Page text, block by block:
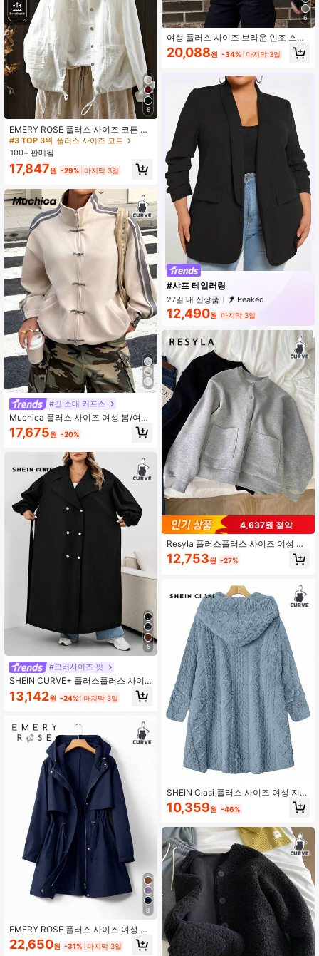
5
EMERY ROSE 플러스 사이즈 코튼 린
넨 편안한 긴 후드 드로스트링 패션 캐
주얼 휴가 긴팔 재킷 포켓 포함
#3 TOP 3위 플러스 사이즈 코트
100+ 판매됨
17,847원 -29% 마지막 3일
#긴 소매 커프스
Muchica 플러스 사이즈 여성 봄/여름
스탠드 칼라 컬러 블록 캐주얼 버서타
일 경량 재킷
17,675원 -20%
5
#오버사이즈 핏
SHEIN CURVE+ 플러스플러스 사이
즈 여성 블랙 롱 윈드브레이커, 블랙
롱 슬리브 미니멀리스트 캐주얼 일상
트 8XL 여성 코트 커브 트렌치 코트 플
러스플러스 사이즈 가을 코트, 여성용
가을 의류, 겨울용'
13,142원 -24% 마지막 3일
8
EMERY ROSE 플러스 사이즈 여성 허
리 졸라매는 후드 윈드브레이커 재킷,
캐주얼하고 우아한 루즈핏 고급 여름
22,650원 -31% 마지막 3일
6
여성 플러스 사이즈 브라운 인조 스웨
이드 재킷, 드롭 숄더 긴팔, 실버 지퍼
디테일, 드롭 숄더 4버튼 헴 플리츠 커
타일 편안한 루즈핏 경량 재킷 봄 가을
20,088원 -34% 마지막 3일
#샤프 테일러링
27일 내 신상품 Peaked
12,490원 마지막 3일
4,637원 절약
Resyla 플러스플러스 사이즈 여성 솔
리드 컬러 긴소매 싱글 브레스트 캐주
얼 포켓 재킷, 가을
12,753원 -27%
SHEIN Clasi 플러스 사이즈 여성 지퍼
업 플리스 후드 재킷, 가을/겨울
10,359원 -46%